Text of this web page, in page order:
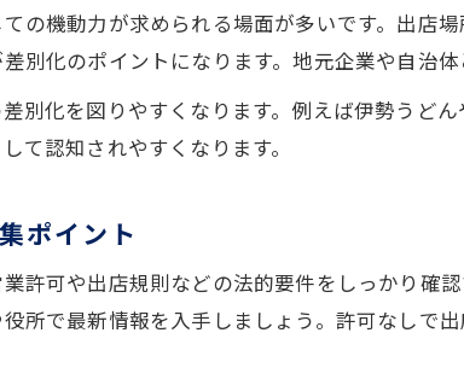
オーダーメイドキッチンカー作りの流れと注意
理想を形にするキッチンカー設計のポイント
三重県で活躍するオーダーメイド事例に学ぶ
キッチンカー設計時の使いやすさ重視の工夫
キッチンカー新車と中古の選び方のポイント
コストを抑える中古キッチンカーの活用術
新車キッチンカー導入時のメリットと注意点
の機動力が求められる場面が多いです。出店
別化のポイントになります。地元企業や自治
別化を図りやすくなります。例えば伊勢うど
て認知されやすくなります。
ポイント
許可や出店規則などの法的要件をしっかり確
所で最新情報を入手しましょう。許可なしで